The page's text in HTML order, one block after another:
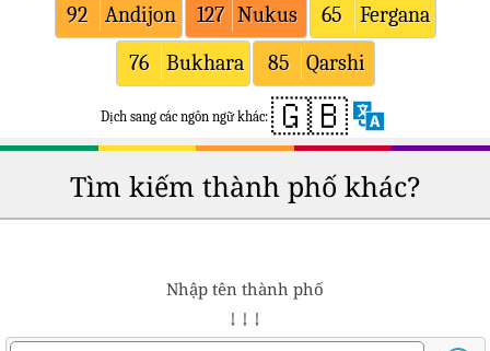
92
Andijon 127 Nukus 65
Fergana
76
Bukhara 85 Qarshi
Dịch sang các ngôn ngữ khác: 🇬🇧
Tìm kiếm thành phố khác?
Nhập tên thành phố
↓ ↓ ↓